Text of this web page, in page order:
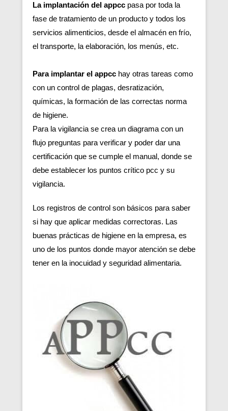
La implantación del appcc pasa por toda la
fase de tratamiento de un producto y todos los
servicios alimenticios, desde el almacén en frío,
el transporte, la elaboración, los menús, etc.
Para implantar el appcc hay otras tareas como
con un control de plagas, desratización,
químicas, la formación de las correctas norma
de higiene.
Para la vigilancia se crea un diagrama con un
flujo preguntas para verificar y poder dar una
certificación que se cumple el manual, donde se
debe establecer los puntos crítico pcc y su
vigilancia.
Los registros de control son básicos para saber
si hay que aplicar medidas correctoras. Las
buenas prácticas de higiene en la empresa, es
uno de los puntos donde mayor atención se debe
tener en la inocuidad y seguridad alimentaria.